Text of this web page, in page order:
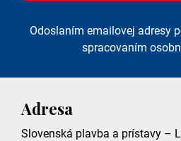
Odoslaním emailovej adresy
spracovaním
Adresa
Slovenská plavba a prístavy –